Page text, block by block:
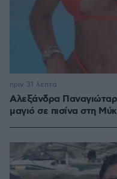
Αλεξάνδρα
μαγιό σε πισίνα στη
πριν 31 λεπτά